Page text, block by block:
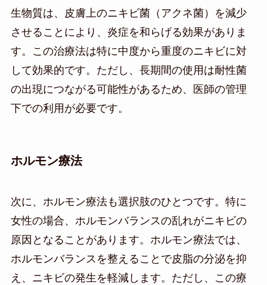
生物質は、皮膚上のニキビ菌（アクネ菌）を減少
させることにより、炎症を和らげる効果がありま
す。この治療法は特に中度から重度のニキビに対
して効果的です。ただし、長期間の使用は耐性菌
の出現につながる可能性があるため、医師の管理
下での利用が必要です。
ホルモン療法
次に、ホルモン療法も選択肢のひとつです。特に
女性の場合、ホルモンバランスの乱れがニキビの
原因となることがあります。ホルモン療法では、
ホルモンバランスを整えることで皮脂の分泌を抑
え、ニキビの発生を軽減します。ただし、この療